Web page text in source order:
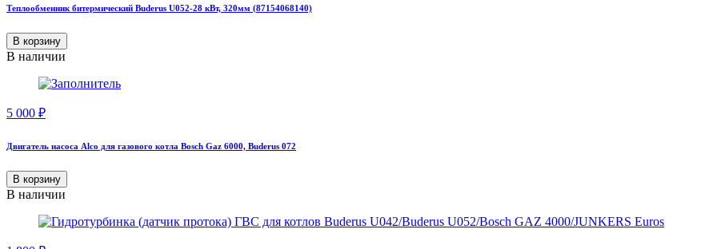
Теплообменник битермический Buderus U052-28 кВт, 320мм (87154068140)
В корзину
В наличии
5 000 ₽
Двигатель насоса Alco для газового котла Bosch Gaz 6000, Buderus 072
В корзину
В наличии